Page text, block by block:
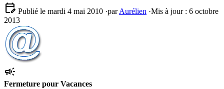
edit_calendar Publié le mardi 4 mai 2010 ·parAurélien ·Mis à jour : 6 octobre
2013
campaign
Fermeture pour Vacances